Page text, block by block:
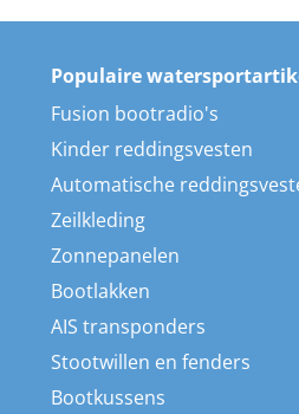
Populaire
Fusion bootradio's
Kinder reddingsvesten
Automatische
Zeilkleding
Zonnepanelen
Bootlakken
AIS transponders
Stootwillen en fenders
Bootkussens